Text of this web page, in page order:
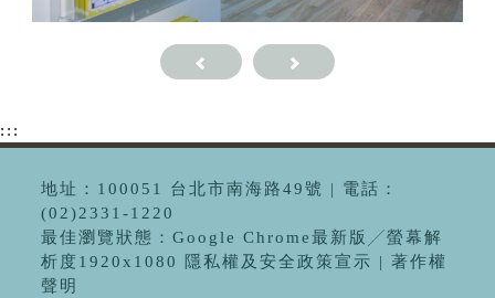
:::
地址：100051 台北市南海路49號 | 電話：
(02)2331-1220
最佳瀏覽狀態：Google Chrome最新版╱螢幕解
析度1920x1080 隱私權及安全政策宣示 | 著作權
聲明